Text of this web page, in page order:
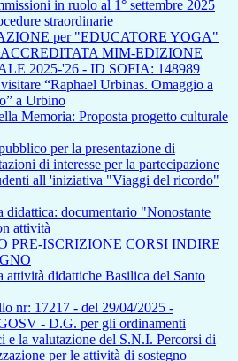
in ruolo al 1° settembre 2025
straordinarie
per "EDUCATORE YOGA"
MIM-EDIZIONE
2025-'26 - ID SOFIA: 148989
“Raphael Urbinas. Omaggio a
a Urbino
Memoria: Proposta progetto culturale
per la presentazione di
di interesse per la partecipazione
all 'iniziativa "Viaggi del ricordo"
didattica: documentario "Nonostante
attività
PRE-ISCRIZIONE CORSI INDIRE
attività didattiche Basilica del Santo
nr: 17217 - del 29/04/2025 -
- D.G. per gli ordinamenti
e la valutazione del S.N.I. Percorsi di
per le attività di sostegno